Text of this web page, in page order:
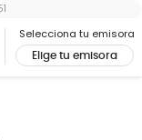
Selecciona tu emisora
Elige tu emisora